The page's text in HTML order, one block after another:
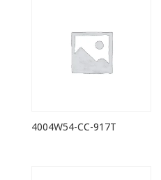
4004W54-CC-917T